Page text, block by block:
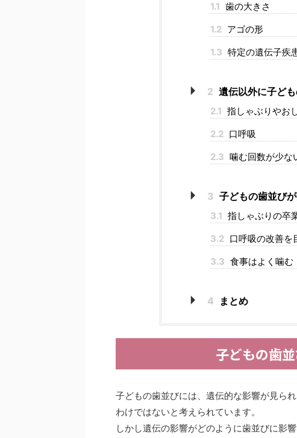
1.1 歯の大きさ
1.2 アゴの形
1.3 特定の遺伝子疾
2 遺伝以外に子ど
2.1 指しゃぶりやお
2.2 口呼吸
2.3 噛む回数が少な
3 子どもの歯並び
3.1 指しゃぶりの卒
3.2 口呼吸の改善を
3.3 食事はよく噛む
4 まとめ
子どもの歯
子どもの歯並びには、遺伝的な影響が見ら
わけではないと考えられています。
しかし遺伝の影響がどのように歯並びに影